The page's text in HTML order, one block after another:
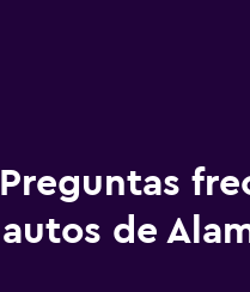
Preguntas
autos de